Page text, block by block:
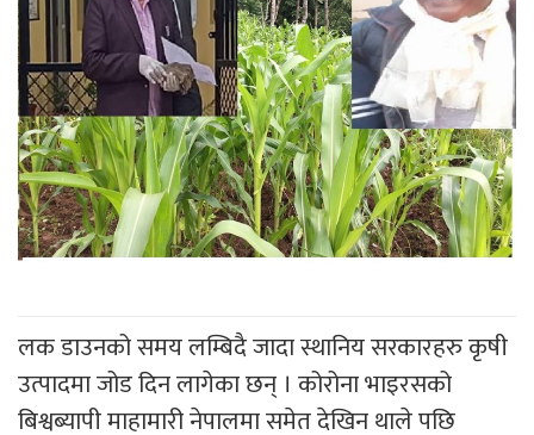
लक डाउनको समय लम्बिदै जादा स्थानिय सरकारहरु कृषी
उत्पादमा जोड दिन लागेका छन् । कोरोना भाइरसको
बिश्वब्यापी माहामारी नेपालमा समेत देखिन थाले पछि